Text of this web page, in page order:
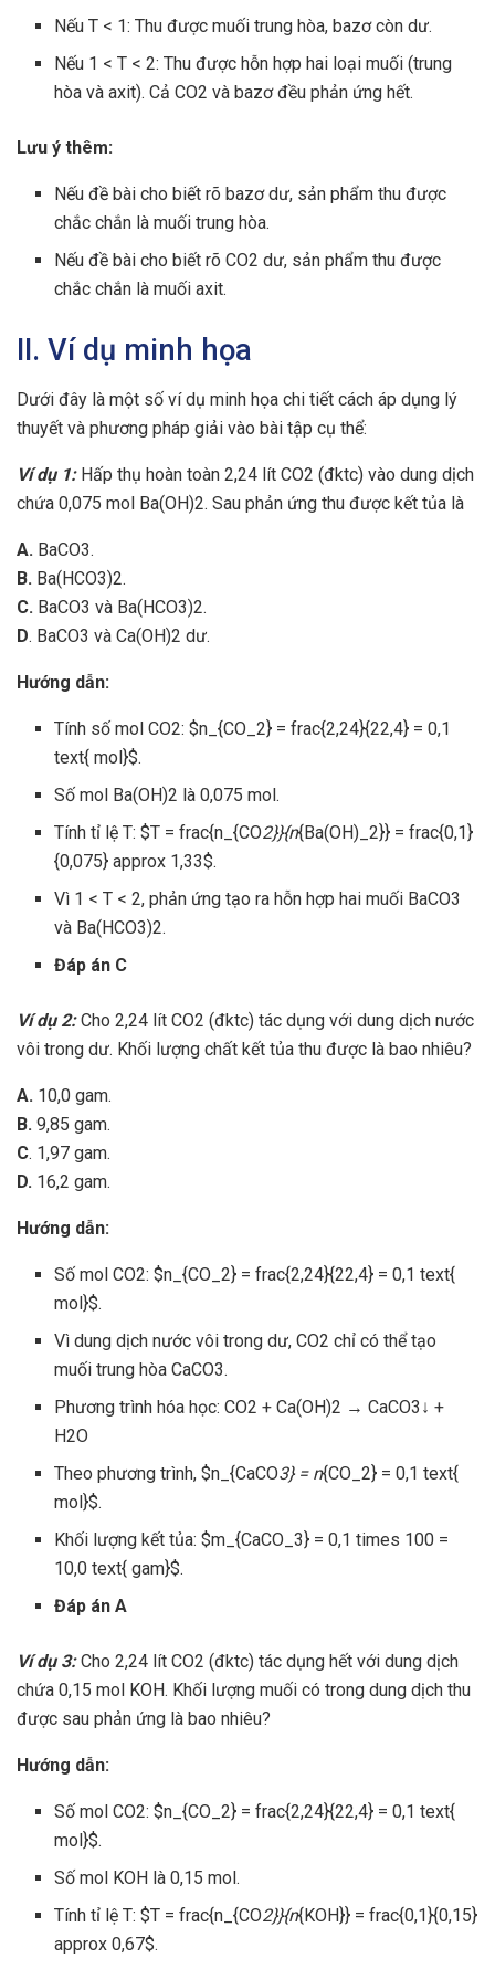
Nếu T < 1: Thu được muối trung hòa, bazơ còn dư.
Nếu 1 < T < 2: Thu được hỗn hợp hai loại muối (trung
hòa và axit). Cả CO2 và bazơ đều phản ứng hết.
Lưu ý thêm:
Nếu đề bài cho biết rõ bazơ dư, sản phẩm thu được
chắc chắn là muối trung hòa.
Nếu đề bài cho biết rõ CO2 dư, sản phẩm thu được
chắc chắn là muối axit.
II. Ví dụ minh họa
Dưới đây là một số ví dụ minh họa chi tiết cách áp dụng lý
thuyết và phương pháp giải vào bài tập cụ thể:
Ví dụ 1:Hấp thụ hoàn toàn 2,24 lít CO2 (đktc) vào dung dịch
chứa 0,075 mol Ba(OH)2. Sau phản ứng thu được kết tủa là
A. BaCO3.
B. Ba(HCO3)2.
C. BaCO3 và Ba(HCO3)2.
D. BaCO3 và Ca(OH)2 dư.
Hướng dẫn:
Tính số mol CO2: $n_{CO_2} = frac{2,24}{22,4} = 0,1
text{ mol}$.
Số mol Ba(OH)2 là 0,075 mol.
Tính tỉ lệ T: $T = frac{n_{CO2}}{n{Ba(OH)_2}} = frac{0,1}
{0,075} approx 1,33$.
Vì 1 < T < 2, phản ứng tạo ra hỗn hợp hai muối BaCO3
và Ba(HCO3)2.
Đáp án C
Ví dụ 2:Cho 2,24 lít CO2 (đktc) tác dụng với dung dịch nước
vôi trong dư. Khối lượng chất kết tủa thu được là bao nhiêu?
A. 10,0 gam.
B. 9,85 gam.
C. 1,97 gam.
D. 16,2 gam.
Hướng dẫn:
Số mol CO2: $n_{CO_2} = frac{2,24}{22,4} = 0,1 text{
mol}$.
Vì dung dịch nước vôi trong dư, CO2 chỉ có thể tạo
muối trung hòa CaCO3.
Phương trình hóa học: CO2 + Ca(OH)2 → CaCO3↓ +
H2O
Theo phương trình, $n_{CaCO3} = n{CO_2} = 0,1 text{
mol}$.
Khối lượng kết tủa: $m_{CaCO_3} = 0,1 times 100 =
10,0 text{ gam}$.
Đáp án A
Ví dụ 3:Cho 2,24 lít CO2 (đktc) tác dụng hết với dung dịch
chứa 0,15 mol KOH. Khối lượng muối có trong dung dịch thu
được sau phản ứng là bao nhiêu?
Hướng dẫn:
Số mol CO2: $n_{CO_2} = frac{2,24}{22,4} = 0,1 text{
mol}$.
Số mol KOH là 0,15 mol.
Tính tỉ lệ T: $T = frac{n_{CO2}}{n{KOH}} = frac{0,1}{0,15}
approx 0,67$.